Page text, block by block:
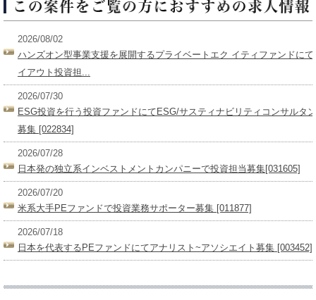
2026/08/02
ハンズオン型事業支援を展開するプライベートエク イティファンドにて
イアウト投資担...
2026/07/30
ESG投資を行う投資ファンドにてESG/サスティナビリティコンサルタ
募集 [022834]
2026/07/28
日本発の独立系インベストメントカンパニーで投資担当募集[031605]
2026/07/20
米系大手PEファンドで投資業務サポーター募集 [011877]
2026/07/18
日本を代表するPEファンドにてアナリスト~アソシエイト募集 [003452]